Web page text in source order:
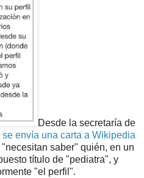
Desde la secretaría de
se envía una carta a Wikipedia
saber" quién, en un
título de "pediatra", y
"el perfil".